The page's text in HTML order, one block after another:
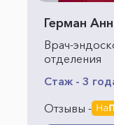
Герман
Врач-
отделения
Стаж - 3
Отзывы -